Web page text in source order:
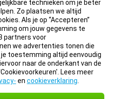
technieken om je beter
Zo plaatsen we altijd
Als je op “Accepteren”
om jouw gegevens te
partners voor
we advertenties tonen die
toestemming altijd eenvoudig
naar de onderkant van de
Lees meer
en cookieverklaring